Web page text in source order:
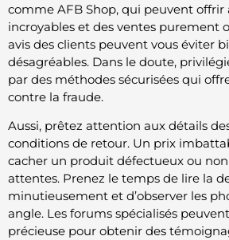
comme AFB Shop, qui peuvent offrir
incroyables et des ventes purement
avis des clients peuvent vous éviter
désagréables. Dans le doute,
par des méthodes sécurisées qui
contre la fraude.
Aussi, prêtez attention aux détails
conditions de retour. Un prix
cacher un produit défectueux ou
attentes. Prenez le temps de lire la
minutieusement et d’observer les
angle. Les forums spécialisés
précieuse pour obtenir des